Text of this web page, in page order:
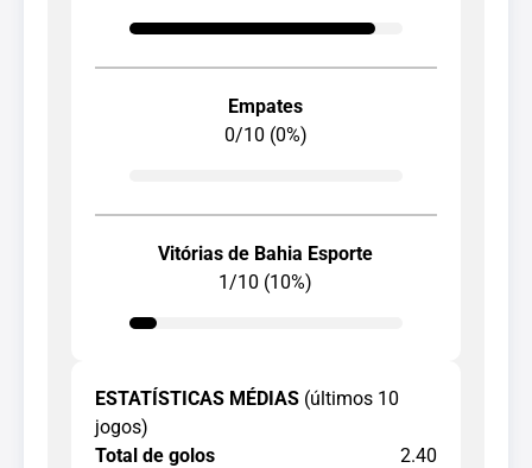
Empates
0/10 (0%)
Vitórias de Bahia Esporte
1/10 (10%)
ESTATÍSTICAS MÉDIAS (últimos 10
jogos)
Total de golos
2.40